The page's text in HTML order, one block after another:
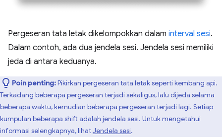
Pergeseran tata letak dikelompokkan dalam interval sesi.
Dalam contoh, ada dua jendela sesi. Jendela sesi memiliki
jeda di antara keduanya.
Poin penting:Pikirkan pergeseran tata letak seperti kembang api.
Terkadang beberapa pergeseran terjadi sekaligus, lalu dijeda selama
beberapa waktu, kemudian beberapa pergeseran terjadi lagi. Setiap
kumpulan beberapa shift adalah jendela sesi. Untuk mengetahui
informasi selengkapnya, lihatJendela sesi.